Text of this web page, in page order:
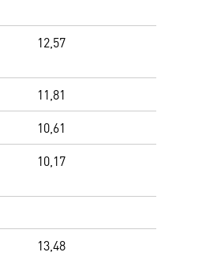
12,57
11,81
10,61
10,17
13,48